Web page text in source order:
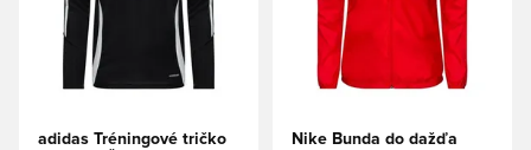
adidas Tréningové tričko
Nike Bunda do dažďa